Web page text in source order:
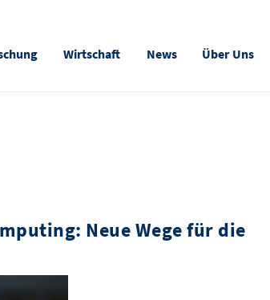
Wirtschaft News Über Uns
Neue Wege für die